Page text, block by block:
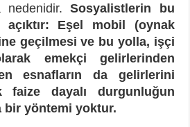
nedenidir.Sosyalistlerin bu
Eşel mobil (oynak
geçilmesi ve bu yolla, işçi
emekçi gelirlerinden
esnafların da gelirlerini
faize dayalı durgunluğun
bir yöntemi yoktur.